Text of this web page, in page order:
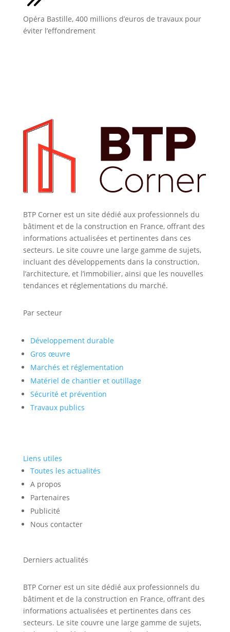
Opéra Bastille, 400 millions d’euros de travaux pour
éviter l’effondrement
BTP Corner est un site dédié aux professionnels du
bâtiment et de la construction en France, offrant des
informations actualisées et pertinentes dans ces
secteurs. Le site couvre une large gamme de sujets,
incluant des développements dans la construction,
l’architecture, et l’immobilier, ainsi que les nouvelles
tendances et réglementations du marché.
Par secteur
Développement durable
Gros œuvre
Marchés et réglementation
Matériel de chantier et outillage
Sécurité et prévention
Travaux publics
Liens utiles
Toutes les actualités
A propos
Partenaires
Publicité
Nous contacter
Derniers actualités
BTP Corner est un site dédié aux professionnels du
bâtiment et de la construction en France, offrant des
informations actualisées et pertinentes dans ces
secteurs. Le site couvre une large gamme de sujets,